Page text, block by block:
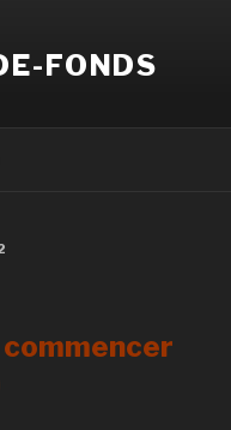
FONDS